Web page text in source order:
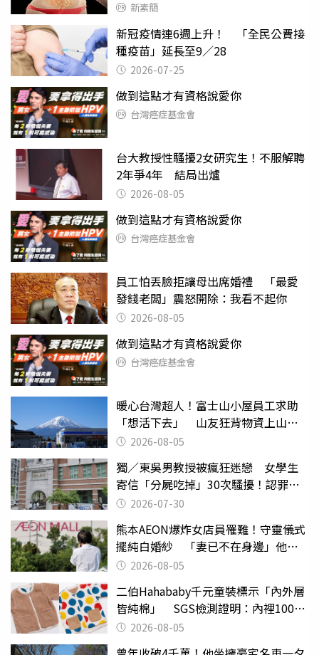
新素簡
新冠疫情連6週上升！ 「全民公費接
種疫苗」延長至9／28
2026-07-25
做到這點才有資格說愛你
台灣癌症基金會
台大教授性騷擾2女研究生！不服解聘
2年爭4年 結局出爐
2026-08-05
做到這點才有資格說愛你
台灣癌症基金會
員工怕丟臉拒讓母出席婚禮 「最愛
發錢老闆」震怒開除：我看不起你
2026-08-05
做到這點才有資格說愛你
台灣癌症基金會
暖心台灣超人！富士山小屋員工求助
「想活下去」 山友狂背物資上山：
台灣真的是寶島
2026-08-05
獨／東吳男教授被瘋狂迷戀 女學生
寄信「分屍吃掉」30次騷擾！認罪免
關 2026-07-30
熊本AEON爆炸女店員罹難！守靈儀式
擺純白婚紗 「妻已不在身邊」他淚
喊：無法想像
2026-08-05
二伯Hahababy千元童裝標示「內外層
皆純棉」 SGS檢測證明：內裡100%
聚酯纖維
2026-08-05